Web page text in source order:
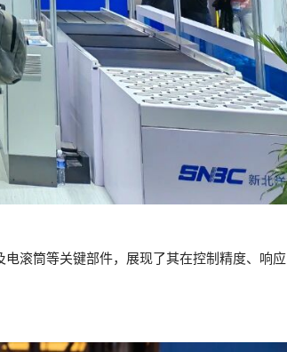
滚筒等关键部件，展现了其在控制精度、响应